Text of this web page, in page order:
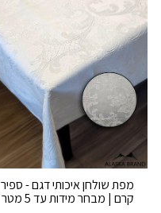
מפת שולחן איכותי דגם - ספיר
קרם | מבחר מידות עד 5 מטר